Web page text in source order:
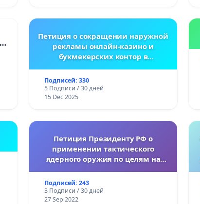
Петиция о сокращении наружной
рекламы онлайн-казино и
букмекерских контор в
Подписей: 330
5 Подписи / 30 дней
15 Dec 2025
Петиция Президенту РФ о
применении тактического
ядерного оружия по целям на
Подписей: 243
3 Подписи / 30 дней
27 Sep 2022